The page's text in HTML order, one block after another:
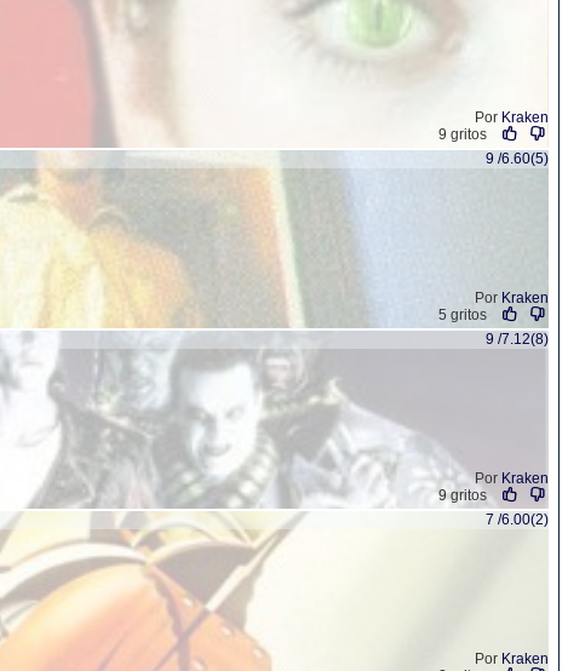
Por Kraken
9 gritos
9 /6.60(5)
Por Kraken
5 gritos
9 /7.12(8)
Por Kraken
9 gritos
7 /6.00(2)
Por Kraken